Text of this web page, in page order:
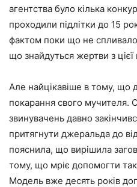
агентства було кілька
проходили підлітки до 15
фактом поки що не
що знайдуться жертви з цієї
Але найцікавіше в тому, що
покарання свого мучителя.
звинувачень давно
притягнути джеральда до
пояснила, що вирішила
тому, що мріє допомогти
Модель вже десять років